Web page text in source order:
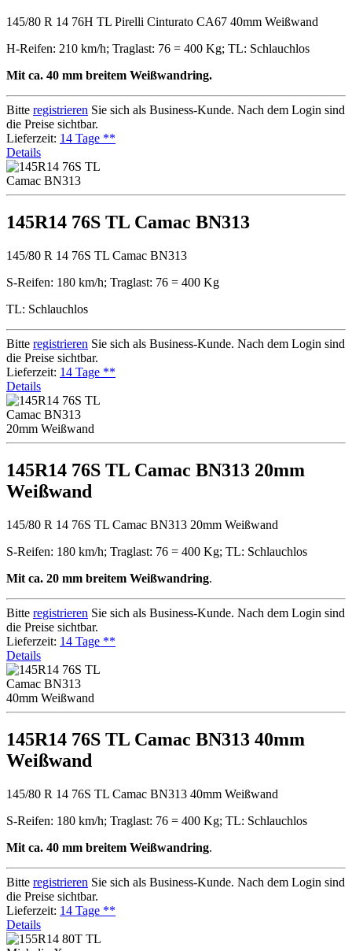
145/80 R 14 76H TL Pirelli Cinturato CA67 40mm Weißwand
H-Reifen: 210 km/h; Traglast: 76 = 400 Kg; TL: Schlauchlos
Mit ca. 40 mm breitem Weißwandring.
Bitte registrieren Sie sich als Business-Kunde. Nach dem Login sind
die Preise sichtbar.
Lieferzeit: 14 Tage **
Details
145R14 76S TL Camac BN313
145/80 R 14 76S TL Camac BN313
S-Reifen: 180 km/h; Traglast: 76 = 400 Kg
TL: Schlauchlos
Bitte registrieren Sie sich als Business-Kunde. Nach dem Login sind
die Preise sichtbar.
Lieferzeit: 14 Tage **
Details
145R14 76S TL Camac BN313 20mm
Weißwand
145/80 R 14 76S TL Camac BN313 20mm Weißwand
S-Reifen: 180 km/h; Traglast: 76 = 400 Kg; TL: Schlauchlos
Mit ca. 20 mm breitem Weißwandring.
Bitte registrieren Sie sich als Business-Kunde. Nach dem Login sind
die Preise sichtbar.
Lieferzeit: 14 Tage **
Details
145R14 76S TL Camac BN313 40mm
Weißwand
145/80 R 14 76S TL Camac BN313 40mm Weißwand
S-Reifen: 180 km/h; Traglast: 76 = 400 Kg; TL: Schlauchlos
Mit ca. 40 mm breitem Weißwandring.
Bitte registrieren Sie sich als Business-Kunde. Nach dem Login sind
die Preise sichtbar.
Lieferzeit: 14 Tage **
Details